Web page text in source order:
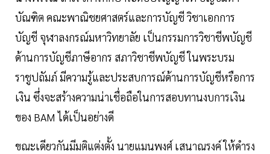
บัณฑิต คณะพาณิชยศาสตร์และการบัญชี วิชาเอกการ
บัญชี จุฬาลงกรณ์มหาวิทยาลัย เป็นกรรมการวิชาชีพบัญชี
ด้านการบัญชีภาษีอากร สภาวิชาชีพบัญชี ในพระบรม
ราชูปถัมภ์ มีความรู้และประสบการณ์ด้านการบัญชีหรือการ
เงิน ซึ่งจะสร้างความน่าเชื่อถือในการสอบทานงบการเงิน
ของ BAM ได้เป็นอย่างดี
ขณะเดียวกันมีมติแต่งตั้ง นายแมนพงศ์ เสนาณรงค์ ให้ดำรง